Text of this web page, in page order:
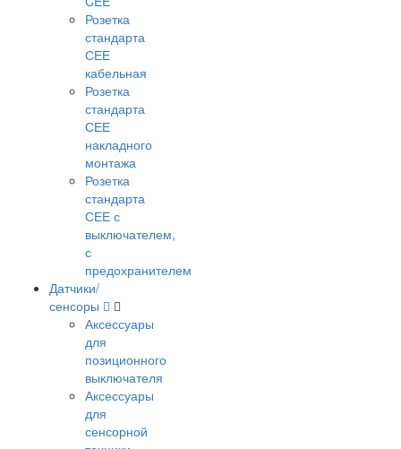
Розетка
стандарта
СЕЕ
кабельная
Розетка
стандарта
СЕЕ
накладного
монтажа
Розетка
стандарта
СЕЕ с
выключателем,
с
предохранителем
Датчики/
сенсоры
Аксессуары
для
позиционного
выключателя
Аксессуары
для
сенсорной